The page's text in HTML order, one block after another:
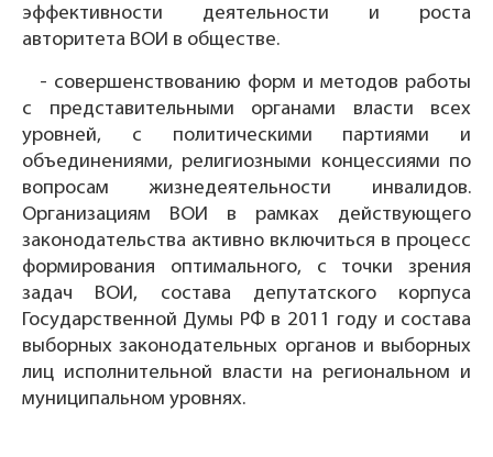
эффективности деятельности и роста
авторитета ВОИ в обществе.
- совершенствованию форм и методов работы
с представительными органами власти всех
уровней, с политическими партиями и
объединениями, религиозными концессиями по
вопросам жизнедеятельности инвалидов.
Организациям ВОИ в рамках действующего
законодательства активно включиться в процесс
формирования оптимального, с точки зрения
задач ВОИ, состава депутатского корпуса
Государственной Думы РФ в 2011 году и состава
выборных законодательных органов и выборных
лиц исполнительной власти на региональном и
муниципальном уровнях.